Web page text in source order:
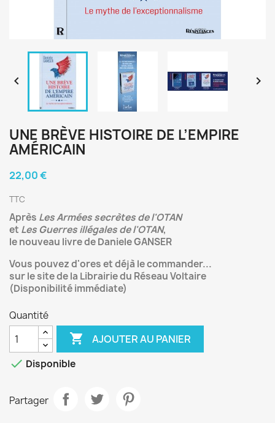
 
UNE BRÈVE HISTOIRE DE L’EMPIRE
AMÉRICAIN
22,00 €
TTC
Après Les Armées secrètes de l'OTAN
et Les Guerres illégales de l'OTAN,
le nouveau livre de Daniele GANSER
Vous pouvez d'ores et déjà le commander...
sur le site de la Librairie du Réseau Voltaire
(Disponibilitéimmédiate)
Quantité
 AJOUTER AU PANIER
 Disponible
Partager